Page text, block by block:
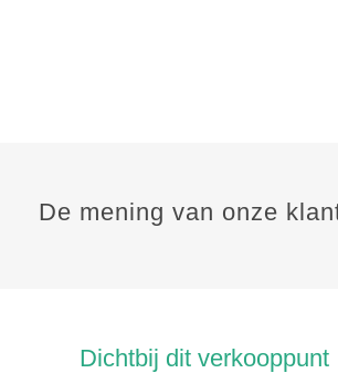
De mening van onze
Dichtbij dit verkooppunt